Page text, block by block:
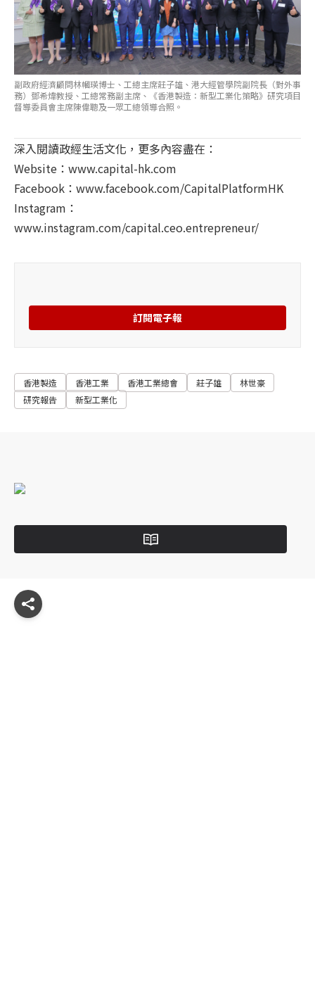
副政府經濟顧問林幗瑛博士、工總主席莊子雄、港大經管學院副院長（對外事
務）鄧希煒教授、工總常務副主席、《香港製造：新型工業化策略》研究項目
督導委員會主席陳偉聰及一眾工總領導合照。
深入閱讀政經生活文化，更多內容盡在：
Website： www.capital-hk.com
Facebook： www.facebook.com/CapitalPlatformHK
Instagram：
www.instagram.com/capital.ceo.entrepreneur/
訂閱電子報
香港製造 香港工業 香港工業總會 莊子雄
林世豪
研究報告
新型工業化